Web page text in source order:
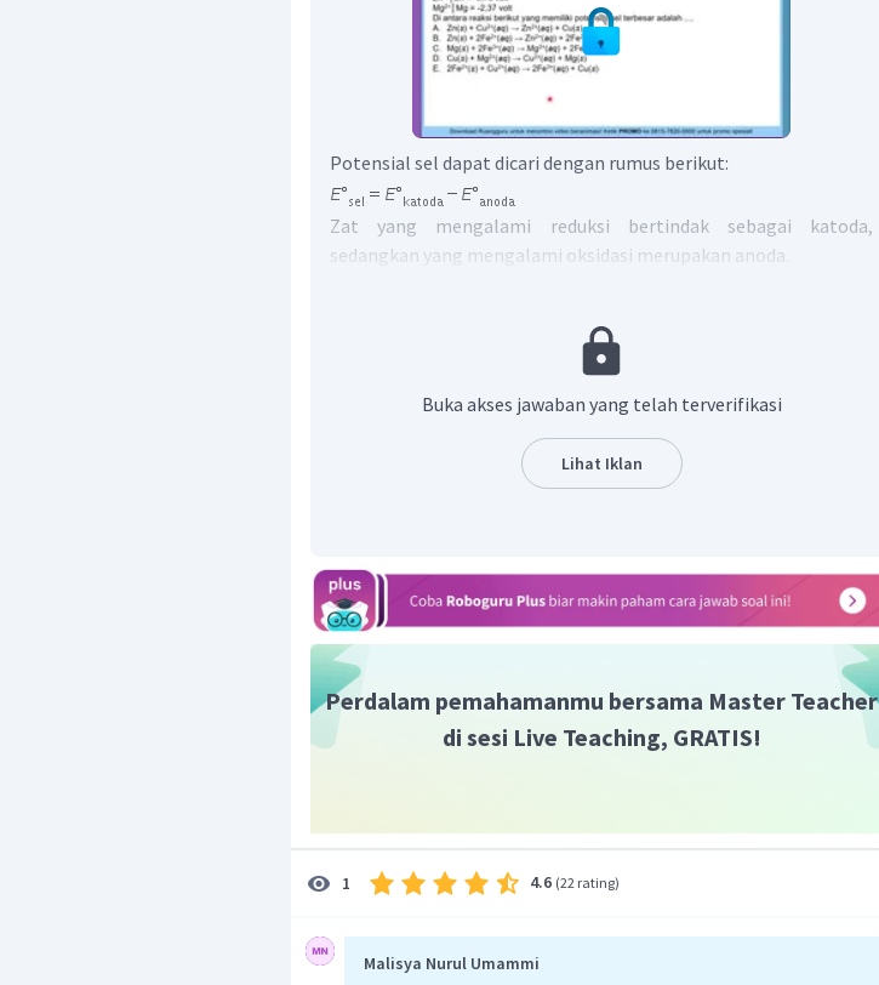
Potensial sel dapat dicari dengan rumus berikut:
Zat yang mengalami reduksi bertindak sebagai katoda,
sedangkan yang mengalami oksidasi merupakan anoda.
Pilihan B: katoda , anoda
Pilihan D: katoda , anoda
Pilihan E: katoda , anoda
Jadi, jawaban yang benar adalah C.
Buka akses jawaban yang telah terverifikasi
Lihat Iklan
Perdalam pemahamanmu bersama Master Teacher
di sesi Live Teaching, GRATIS!
1 4.6 (22 rating)
Malisya Nurul Umammi